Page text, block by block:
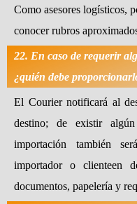
Como asesores logísticos,
conocer rubros
22. En caso de requerir
¿quién debe
El Courier notificará al
destino; de existir
importación también
importador o clienteen
documentos, papelería y